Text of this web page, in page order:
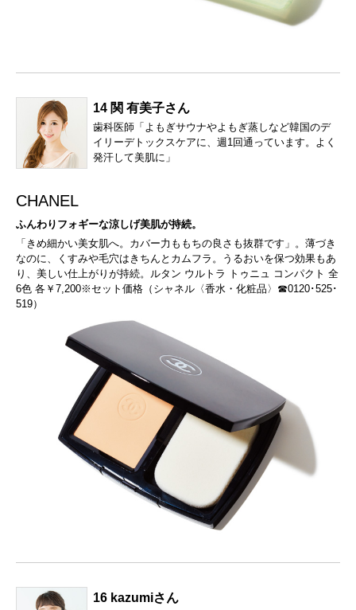
14 関 有美子さん
歯科医師「よもぎサウナやよもぎ蒸しなど韓国のデ
イリーデトックスケアに、週1回通っています。よく
発汗して美肌に」
CHANEL
ふんわりフォギーな涼しげ美肌が持続。
「きめ細かい美女肌へ。カバー力ももちの良さも抜群です」。薄づき
なのに、くすみや毛穴はきちんとカムフラ。うるおいを保つ効果もあ
り、美しい仕上がりが持続。ルタン ウルトラ トゥニュ コンパクト 全
6色 各￥7,200※セット価格（シャネル〈香水・化粧品〉☎0120･525･
519）
16 kazumiさん